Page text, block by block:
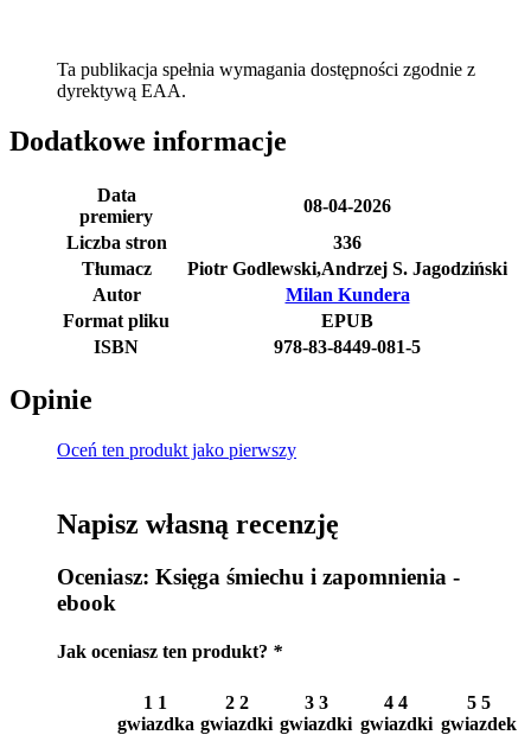
Ta publikacja spełnia wymagania dostępności zgodnie z
dyrektywą EAA.
Dodatkowe informacje
Data
premiery
08-04-2026
Liczba stron
336
Tłumacz
Piotr Godlewski,Andrzej S. Jagodziński
Autor
Milan Kundera
Format pliku
EPUB
ISBN
978-83-8449-081-5
Opinie
Oceń ten produkt jako pierwszy
Napisz własną recenzję
Oceniasz: Księga śmiechu i zapomnienia -
ebook
Jak oceniasz ten produkt? *
1 1
gwiazdka
2 2
gwiazdki
3 3
gwiazdki
4 4
gwiazdki
5 5
gwiazdek